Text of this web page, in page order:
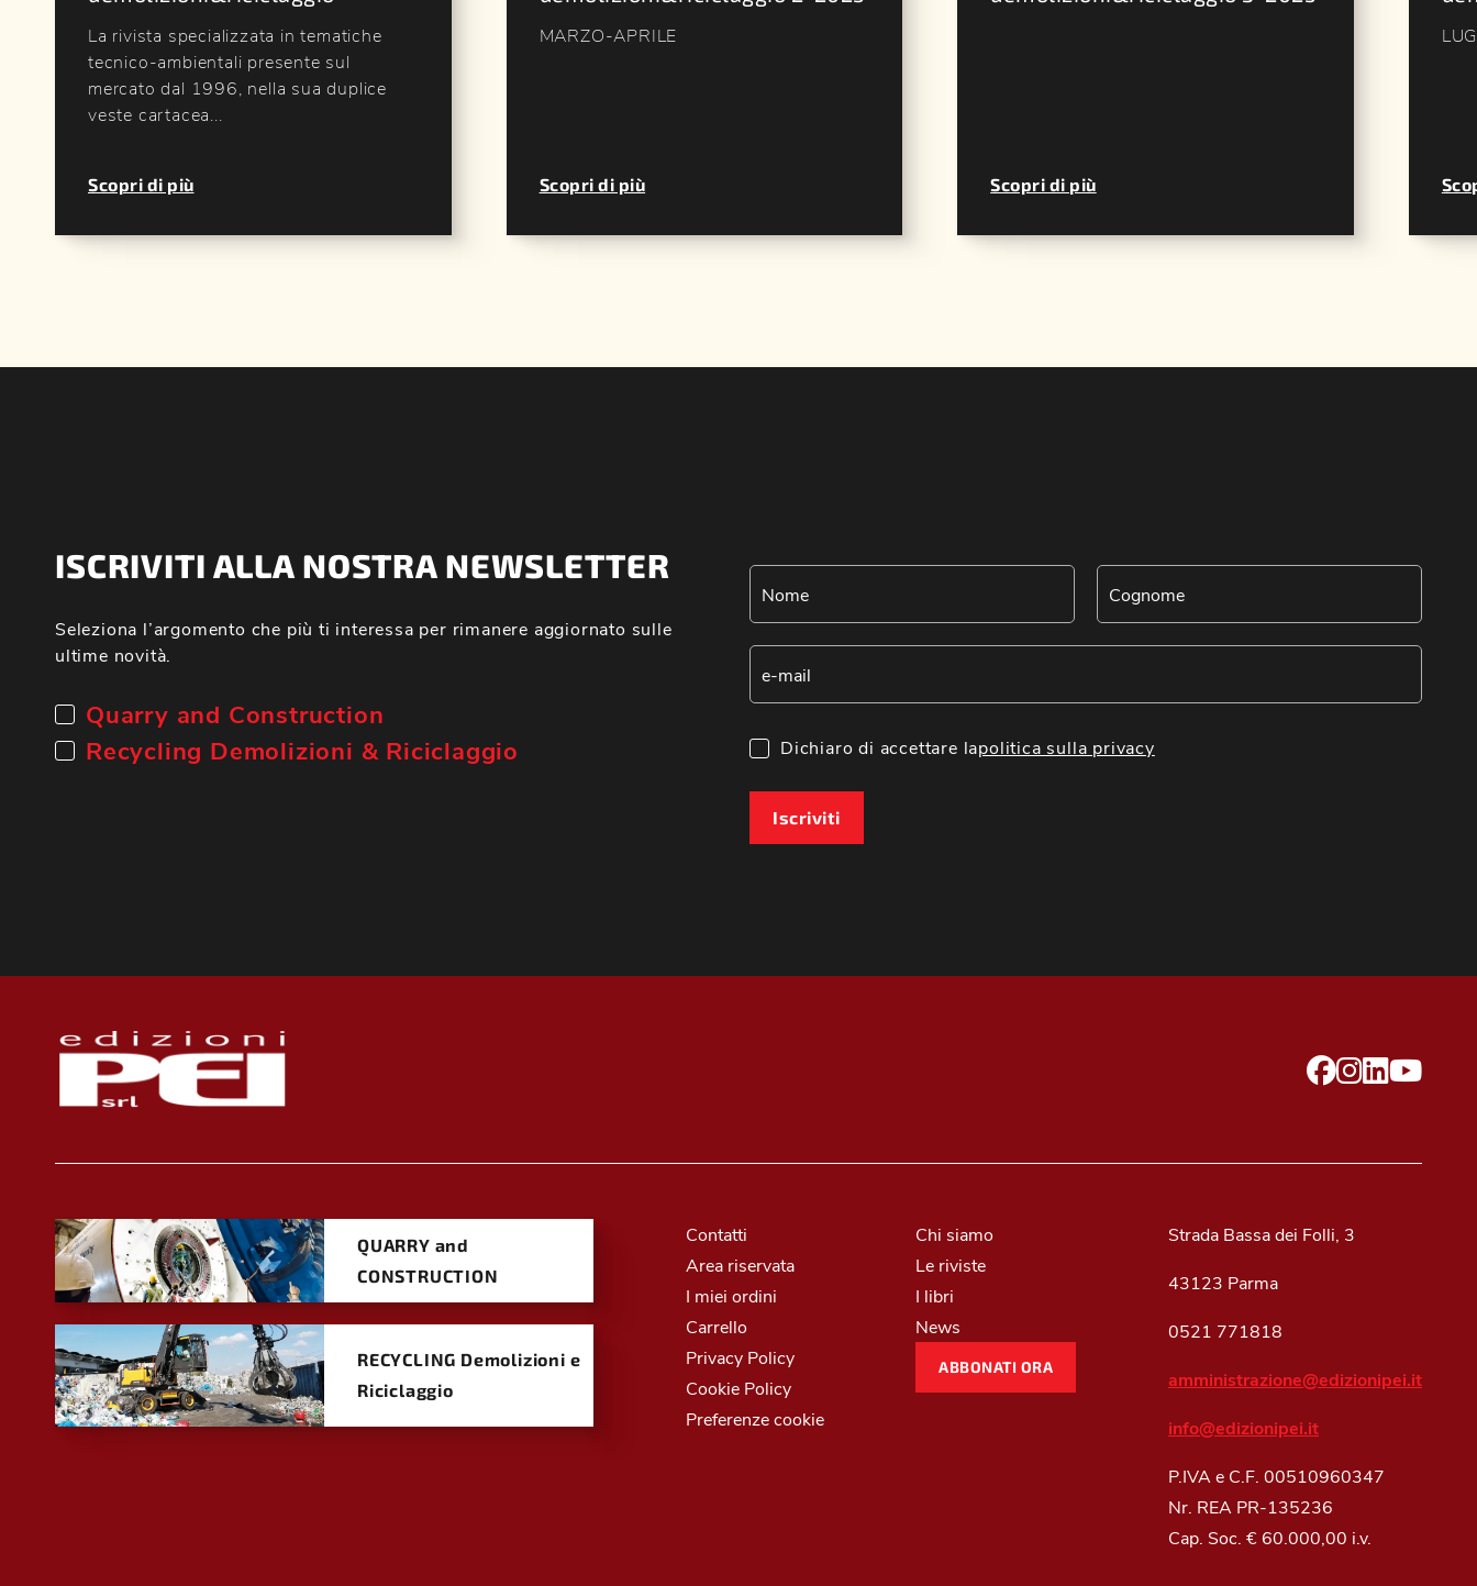
La rivista specializzata in tematiche
tecnico-ambientali presente sul
mercato dal 1996, nella sua duplice
veste cartacea...
Scopri di più
MARZO-APRILE
Scopri di più Scopri di più
ISCRIVITI ALLA NOSTRA NEWSLETTER
Seleziona l’argomento che più ti interessa per rimanere aggiornato sulle
ultime novità.
Quarry and Construction
Recycling Demolizioni & Riciclaggio
Dichiaro di accettare lapolitica sulla privacy
Iscriviti
QUARRY and
CONSTRUCTION
RECYCLING Demolizioni e
Riciclaggio
Contatti
Area riservata
I miei ordini
Carrello
Privacy Policy
Cookie Policy
Preferenze cookie
Chi siamo
Le riviste
I libri
News
ABBONATI ORA
Strada Bassa dei Folli, 3
43123 Parma
0521 771818
amministrazione@edizionipei.it
info@edizionipei.it
P.IVA e C.F. 00510960347
Nr. REA PR-135236
Cap. Soc. € 60.000,00 i.v.